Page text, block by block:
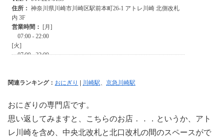
関連ランキング： おにぎり | 川崎駅 京急川崎駅
おにぎりの専門店です。
思い返してみますと、こちらのお店．．．というか、アト
レ川崎を含め、中央北改札と北口改札の間のスペースがで